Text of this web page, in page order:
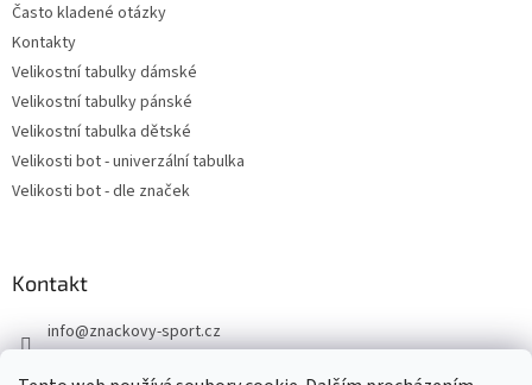
Často kladené otázky
Kontakty
Velikostní tabulky dámské
Velikostní tabulky pánské
Velikostní tabulka dětské
Velikosti bot - univerzální tabulka
Velikosti bot - dle značek
Kontakt
info@znackovy-sport.cz